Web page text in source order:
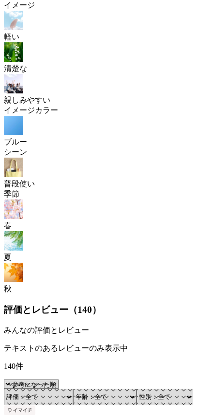
イメージ
軽い
清楚な
親しみやすい
イメージカラー
ブルー
シーン
普段使い
季節
春
夏
秋
評価とレビュー（140）
みんなの評価とレビュー
テキストのあるレビューのみ表示中
140件